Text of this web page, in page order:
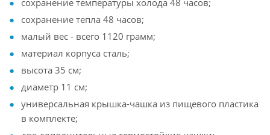
сохранение тепла 48 часов;
малый вес - всего 1120 грамм;
материал корпуса сталь;
высота 35 см;
диаметр 11 см;
универсальная крышка-чашка из пищевого пластика
в комплекте;